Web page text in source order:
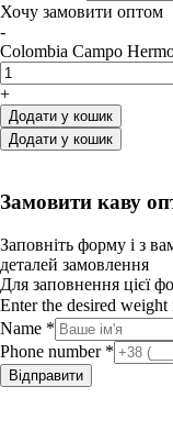
Хочу замовити оптом
-
Colombia Campo
+
Додати у кошик
Додати у кошик
Замовити каву
Заповніть форму і з
деталей замовлення
Для заповнення цієї
Enter the desired weight
Name *
Phone number *
Відправити